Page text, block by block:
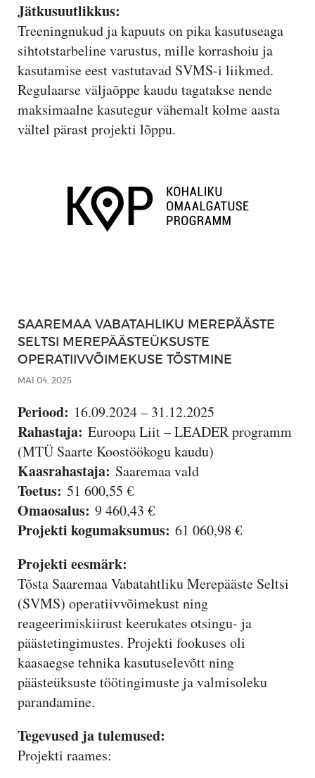
Jätkusuutlikkus:
Treeningnukud ja kapuuts on pika kasutuseaga
sihtotstarbeline varustus, mille korrashoiu ja
kasutamise eest vastutavad SVMS-i liikmed.
Regulaarse väljaõppe kaudu tagatakse nende
maksimaalne kasutegur vähemalt kolme aasta
vältel pärast projekti lõppu.
SAAREMAA VABATAHLIKU MEREPÄÄSTE
SELTSI MEREPÄÄSTEÜKSUSTE
OPERATIIVVÕIMEKUSE TÕSTMINE
MAI 04, 2025
Periood: 16.09.2024 – 31.12.2025
Rahastaja: Euroopa Liit – LEADER programm
(MTÜ Saarte Koostöökogu kaudu)
Kaasrahastaja: Saaremaa vald
Toetus: 51 600,55 €
Omaosalus: 9 460,43 €
Projekti kogumaksumus: 61 060,98 €
Projekti eesmärk:
Tõsta Saaremaa Vabatahtliku Merepääste Seltsi
(SVMS) operatiivvõimekust ning
reageerimiskiirust keerukates otsingu- ja
päästetingimustes. Projekti fookuses oli
kaasaegse tehnika kasutuselevõtt ning
päästeüksuste töötingimuste ja valmisoleku
parandamine.
Tegevused ja tulemused:
Projekti raames: